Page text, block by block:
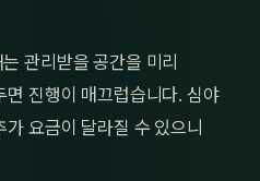
관리받을 공간을 미리
진행이 매끄럽습니다. 심야
요금이 달라질 수 있으니